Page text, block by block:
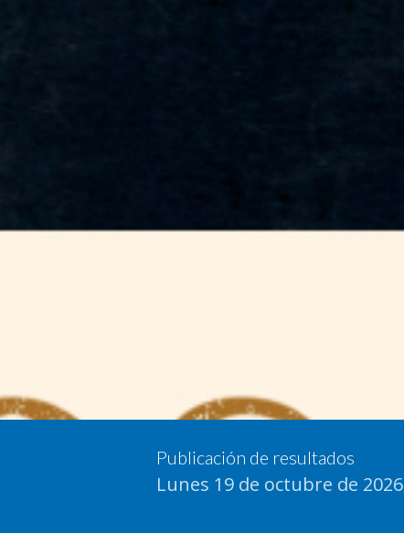
Publicación de resultados
Lunes 19 de octubre de 2026